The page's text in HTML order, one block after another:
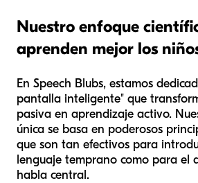
Nuestro enfoque
aprenden mejor los
En Speech Blubs, estamos
pantalla inteligente" que
pasiva en aprendizaje activo.
única se basa en poderosos
que son tan efectivos para
lenguaje temprano como para el
habla central.